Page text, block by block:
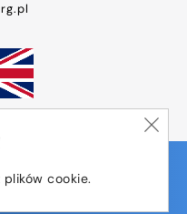
cookie.
| Polska Izba Handlu